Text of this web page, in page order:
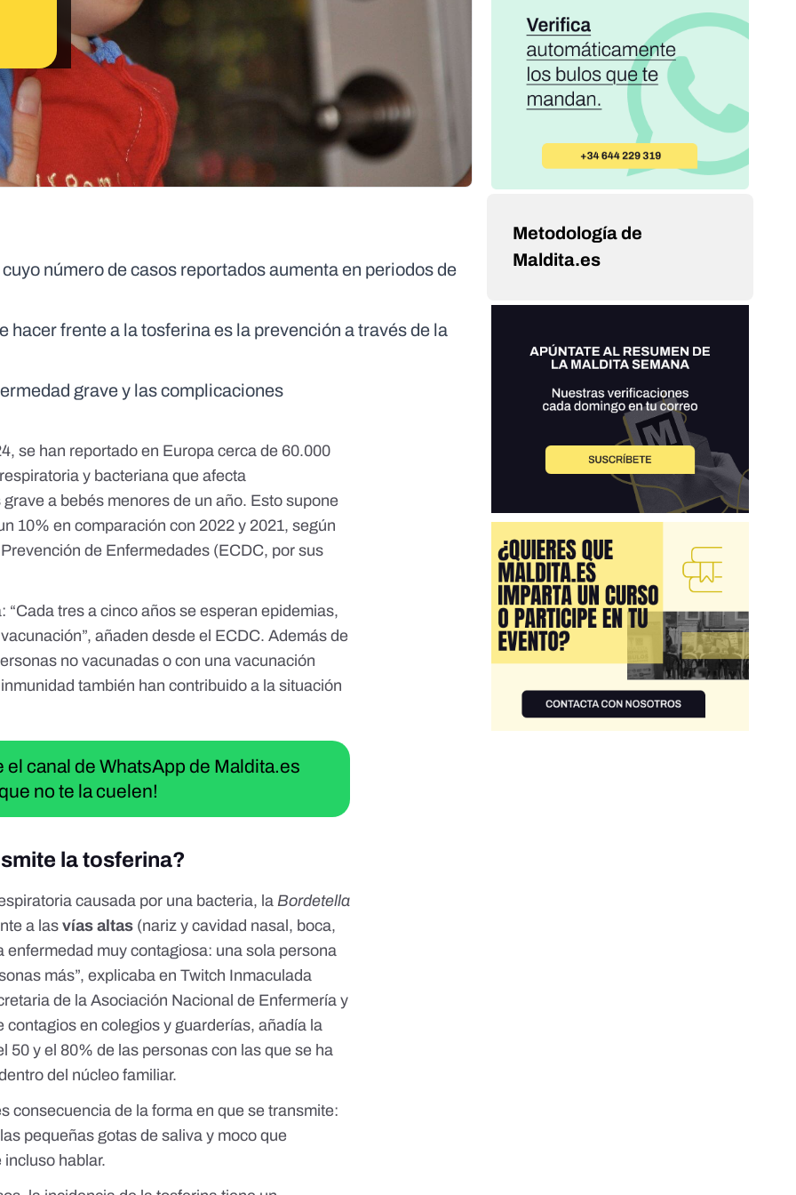
número de casos reportados aumenta en periodos de
frente a la tosferina es la prevención a través de la
grave y las complicaciones
se han reportado en Europa cerca de 60.000
y bacteriana queafecta
a bebés menores de un año. Esto supone
10% en comparación con 2022 y 2021, según
de Enfermedades (ECDC, por sus
“Cada tres a cinco años se esperan epidemias,
añaden desde el ECDC. Además de
no vacunadas o con una vacunación
inmunidadtambién han contribuido a la situación
el canal de WhatsApp de Maldita.es
no te la cuelen!
la tosferina?
causada por una bacteria, laBordetella
a lasvías altas (nariz y cavidad nasal, boca,
enfermedad muy contagiosa: una sola persona
más”, explicabaen Twitch Inmaculada
de la Asociación Nacional de Enfermería y
contagios en colegios y guarderías, añadía la
50 y el 80% de las personas con las que se ha
del núcleo familiar.
consecuencia de la forma en que se transmite:
las pequeñas gotas de saliva y moco que
hablar.
Metodología de
Maldita.es